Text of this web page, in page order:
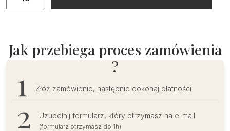
delikatnym
listkiem
inicjałami
Jak przebiega proces zamówienia
?
Złóż zamówienie, następnie dokonaj płatności
Uzupełnij formularz, który otrzymasz na e-mail
(formularz otrzymasz do 1h)